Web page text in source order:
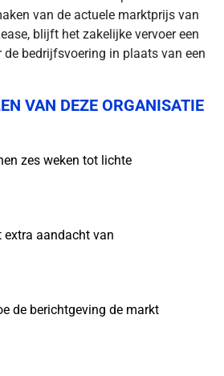
van de actuele marktprijs van
blijft het zakelijke vervoer een
bedrijfsvoering in plaats van een
VAN DEZE ORGANISATIE
zes weken tot lichte
extra aandacht van
de berichtgeving de markt